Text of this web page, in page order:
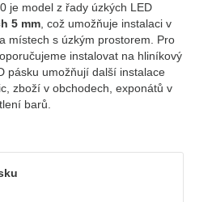
je model z řady úzkých LED
5 mm , což umožňuje instalaci v
místech s úzkým prostorem. Pro
instalovat na hliníkový
pásku umožňují další instalace
zboží v obchodech, exponátů v
barů.